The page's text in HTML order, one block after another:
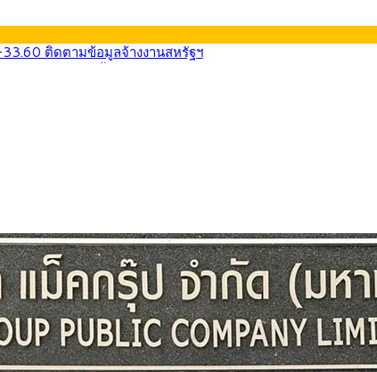
ติดตามข้อมูลจ้างงานสหรัฐฯ
รถไฟฟ้าสงขลา โมโนเรล 12.54 กม. เชื่อมเมืองหาดใหญ่
พียง 2,618 บาท เสนอทบทวนจัดสรรงบให้สอดคล้องภาระงานจริง